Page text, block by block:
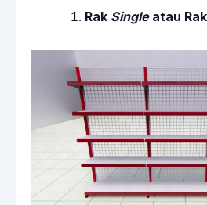
Rak Singleatau